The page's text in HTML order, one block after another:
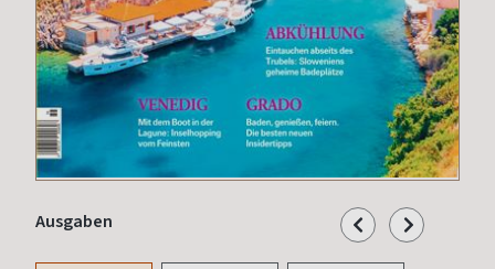
Ausgaben